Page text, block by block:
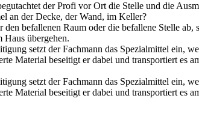
der Profi vor Ort die Stelle und die
an der Decke, der Wand, im Keller?
befallenen Raum oder die befallene Stelle ab,
Haus übergehen.
setzt der Fachmann das Spezialmittel ein,
Material beseitigt er dabei und transportiert es
setzt der Fachmann das Spezialmittel ein,
Material beseitigt er dabei und transportiert es